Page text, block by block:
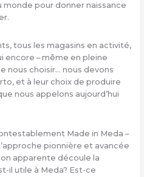
pour donner naissance
tous les magasins en activité,
encore – même en pleine
nous choisir… nous devons
et à leur choix de produire
nous appelons aujourd’hui
Made in Meda –
pionnière et avancée
apparente découle la
il utile à Meda? Est-ce